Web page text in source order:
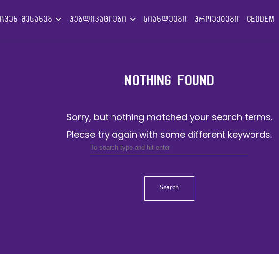
ჩვენ შესახებ პუბლიკაციები სიახლეები პროექტები GEODEM
NOTHING FOUND
Sorry, but nothing matched your search terms.
Please try again with some different keywords.
Search